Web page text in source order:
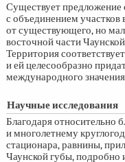
Существует предложение
с объединением
от существующего, но
восточной части
Территория
и ей целесообразно
международного
Научные исследования
Благодаря относительно
и многолетнему
стационара, равнины,
Чаунской губы, подробно